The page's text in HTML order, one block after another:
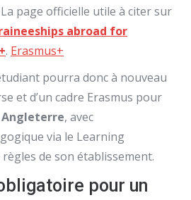
page officielle utile à citer sur
abroad for
. Erasmus+
pourra donc à nouveau
et d’un cadre Erasmus pour
, avec
via le Learning
de son établissement.
pour un